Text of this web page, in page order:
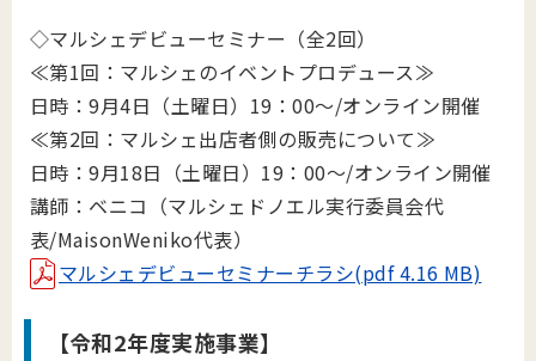
◇マルシェデビューセミナー（全2回）
≪第1回：マルシェのイベントプロデュース≫
日時：9月4日（土曜日）19：00～/オンライン開催
≪第2回：マルシェ出店者側の販売について≫
日時：9月18日（土曜日）19：00～/オンライン開催
講師：ベニコ（マルシェドノエル実行委員会代
表/MaisonWeniko代表）
マルシェデビューセミナーチラシ(pdf 4.16 MB)
【令和2年度実施事業】